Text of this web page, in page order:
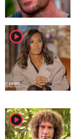
player2
player2